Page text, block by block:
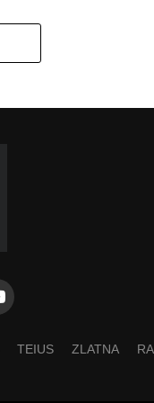
TEIUS ZLATNA